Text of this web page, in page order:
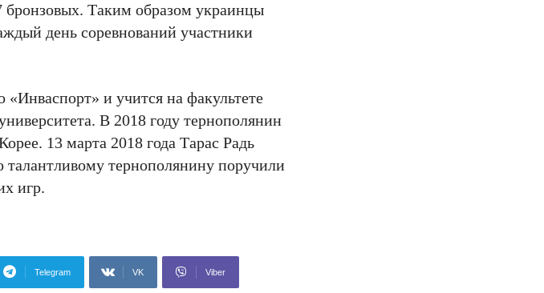
бронзовых. Таким образом украинцы
день соревнований участники
«Инваспорт» и учится на факультете
В 2018 году тернополянин
13 марта 2018 года Тарас Радь
тернополянину поручили
игр.
Telegram VK Viber